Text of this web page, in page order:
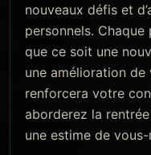
nouveaux défis et
personnels.
que ce soit une
une amélioration
renforcera votre
aborderez la
une estime de